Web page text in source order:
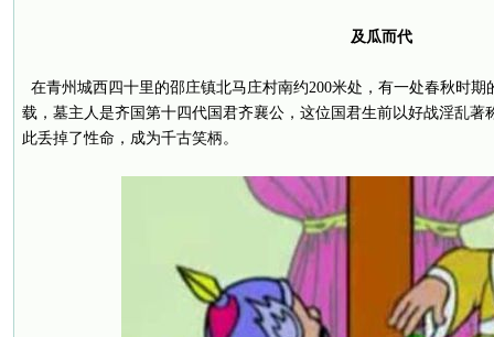
及瓜而代
在青州城西四十里的邵庄镇北马庄村南约200米处，有一处春秋时
载，墓主人是齐国第十四代国君齐襄公，这位国君生前以好战淫乱著
此丢掉了性命，成为千古笑柄。